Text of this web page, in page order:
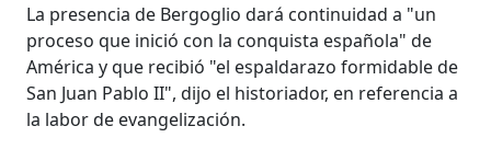
La presencia de Bergoglio dará continuidad a "un
proceso que inició con la conquista española" de
América y que recibió "el espaldarazo formidable de
San Juan Pablo II", dijo el historiador, en referencia a
la labor de evangelización.